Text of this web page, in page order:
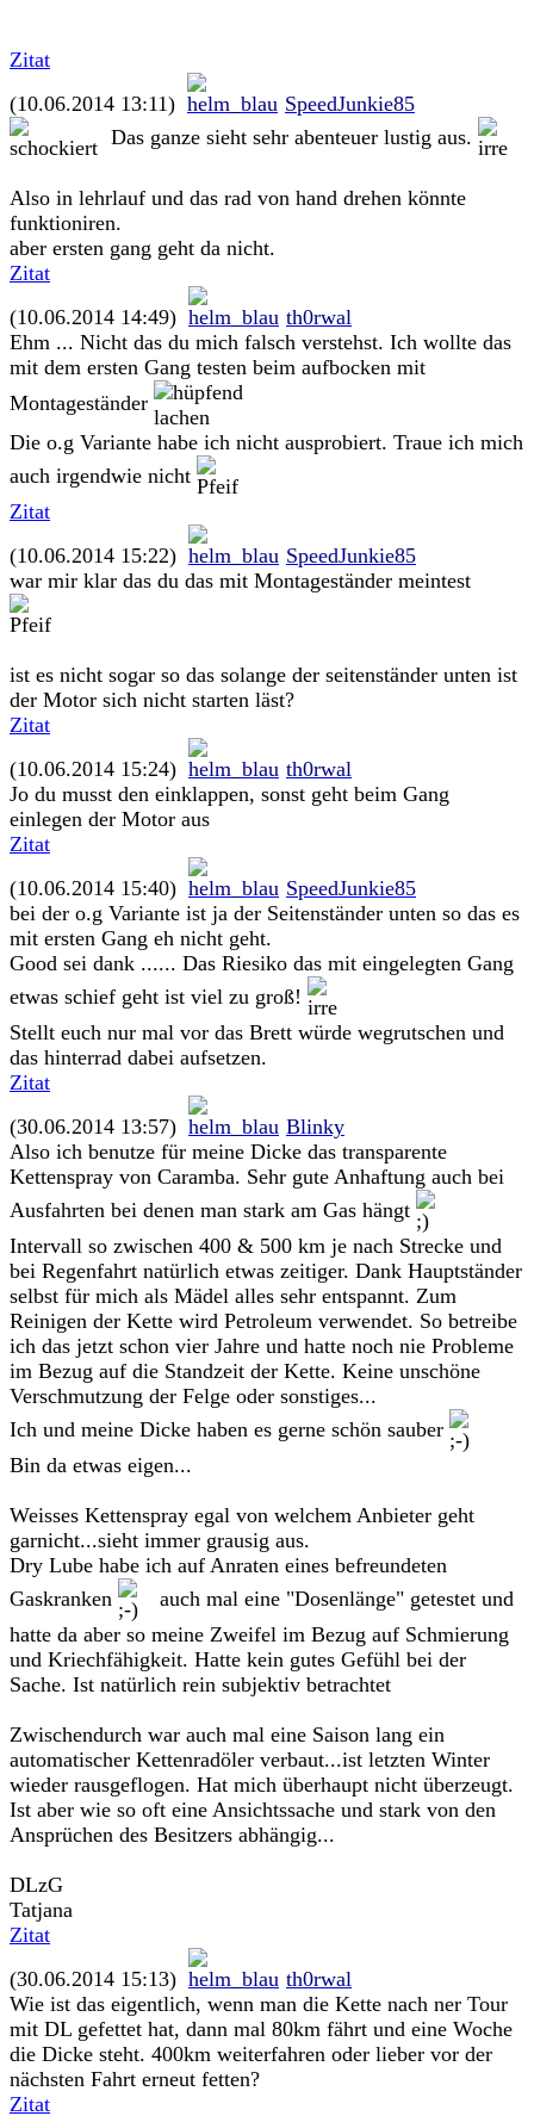
Zitat
(10.06.2014 13:11)
SpeedJunkie85
Das ganze sieht sehr abenteuer lustig aus.
Also in lehrlauf und das rad von hand drehen könnte
funktioniren.
aber ersten gang geht da nicht.
Zitat
(10.06.2014 14:49)
th0rwal
Ehm ... Nicht das du mich falsch verstehst. Ich wollte das
mit dem ersten Gang testen beim aufbocken mit
Montageständer
Die o.g Variante habe ich nicht ausprobiert. Traue ich mich
auch irgendwie nicht
Zitat
(10.06.2014 15:22)
SpeedJunkie85
war mir klar das du das mit Montageständer meintest
ist es nicht sogar so das solange der seitenständer unten ist
der Motor sich nicht starten läst?
Zitat
(10.06.2014 15:24)
th0rwal
Jo du musst den einklappen, sonst geht beim Gang
einlegen der Motor aus
Zitat
(10.06.2014 15:40)
SpeedJunkie85
bei der o.g Variante ist ja der Seitenständer unten so das es
mit ersten Gang eh nicht geht.
Good sei dank ...... Das Riesiko das mit eingelegten Gang
etwas schief geht ist viel zu groß!
Stellt euch nur mal vor das Brett würde wegrutschen und
das hinterrad dabei aufsetzen.
Zitat
(30.06.2014 13:57)
Blinky
Also ich benutze für meine Dicke das transparente
Kettenspray von Caramba. Sehr gute Anhaftung auch bei
Ausfahrten bei denen man stark am Gas hängt
Intervall so zwischen 400 & 500 km je nach Strecke und
bei Regenfahrt natürlich etwas zeitiger. Dank Hauptständer
selbst für mich als Mädel alles sehr entspannt. Zum
Reinigen der Kette wird Petroleum verwendet. So betreibe
ich das jetzt schon vier Jahre und hatte noch nie Probleme
im Bezug auf die Standzeit der Kette. Keine unschöne
Verschmutzung der Felge oder sonstiges...
Ich und meine Dicke haben es gerne schön sauber
Bin da etwas eigen...
Weisses Kettenspray egal von welchem Anbieter geht
garnicht...sieht immer grausig aus.
Dry Lube habe ich auf Anraten eines befreundeten
Gaskranken
auch mal eine "Dosenlänge" getestet und
hatte da aber so meine Zweifel im Bezug auf Schmierung
und Kriechfähigkeit. Hatte kein gutes Gefühl bei der
Sache. Ist natürlich rein subjektiv betrachtet
Zwischendurch war auch mal eine Saison lang ein
automatischer Kettenradöler verbaut...ist letzten Winter
wieder rausgeflogen. Hat mich überhaupt nicht überzeugt.
Ist aber wie so oft eine Ansichtssache und stark von den
Ansprüchen des Besitzers abhängig...
DLzG
Tatjana
Zitat
(30.06.2014 15:13)
th0rwal
Wie ist das eigentlich, wenn man die Kette nach ner Tour
mit DL gefettet hat, dann mal 80km fährt und eine Woche
die Dicke steht. 400km weiterfahren oder lieber vor der
nächsten Fahrt erneut fetten?
Zitat